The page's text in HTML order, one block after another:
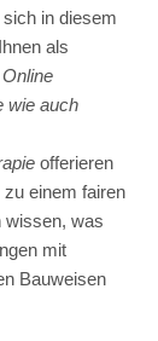
in diesem
als
wie auch
offerieren
einem fairen
wissen, was
mit
Bauweisen